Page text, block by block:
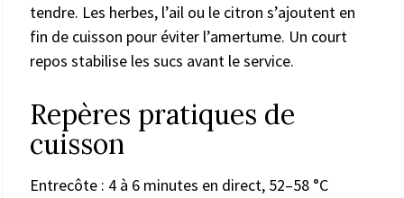
tendre. Les herbes, l’ail ou le citron s’ajoutent en
fin de cuisson pour éviter l’amertume. Un court
repos stabilise les sucs avant le service.
Repères pratiques de
cuisson
Entrecôte : 4 à 6 minutes en direct, 52–58 °C